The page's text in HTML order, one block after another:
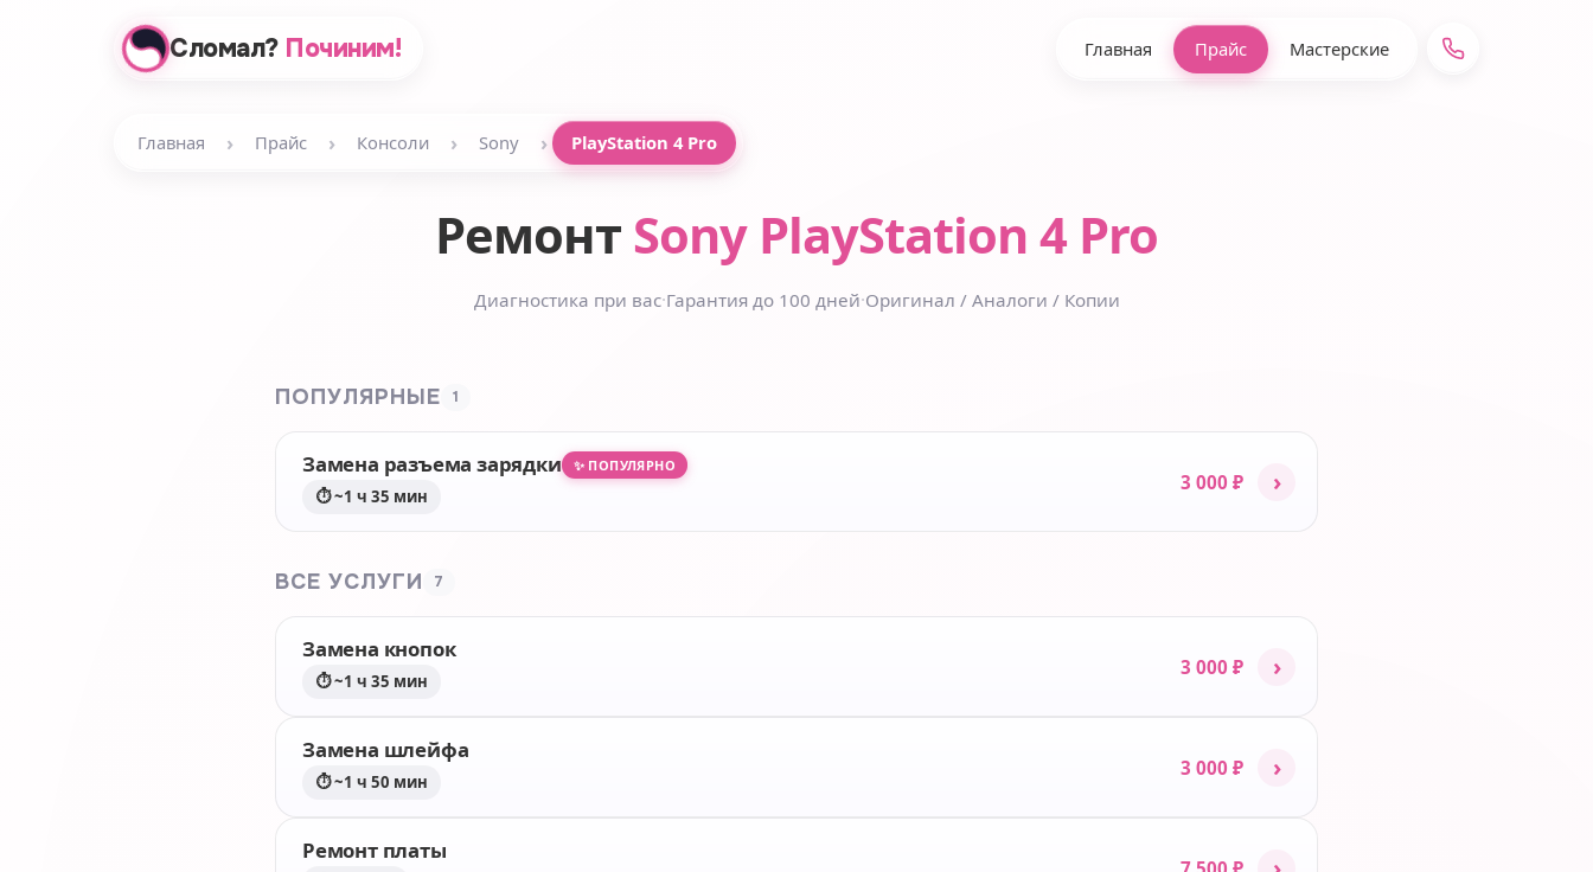
Сломал? Починим! Главная Прайс Мастерские
Главная › Прайс › Консоли › Sony › PlayStation 4 Pro
Ремонт Sony PlayStation 4 Pro
Диагностика при вас·Гарантия до 100 дней·Оригинал / Аналоги / Копии
ПОПУЛЯРНЫЕ 1
Замена разъема зарядки ✨ ПОПУЛЯРНО
⏱ ~1 ч 35 мин
3 000 ₽ ›
ВСЕ УСЛУГИ 7
Замена кнопок
⏱ ~1 ч 35 мин
3 000 ₽ ›
Замена шлейфа
⏱ ~1 ч 50 мин
3 000 ₽ ›
Ремонт платы